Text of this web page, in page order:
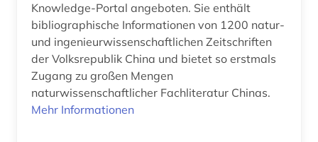
Knowledge-Portal angeboten. Sie enthält
bibliographische Informationen von 1200 natur-
und ingenieurwissenschaftlichen Zeitschriften
der Volksrepublik China und bietet so erstmals
Zugang zu großen Mengen
naturwissenschaftlicher Fachliteratur Chinas.
Mehr Informationen